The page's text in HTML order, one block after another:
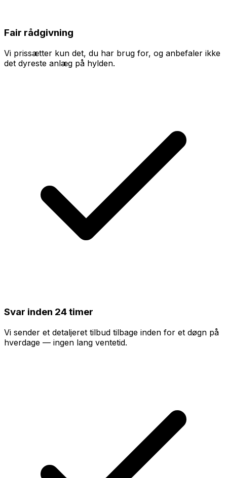
Fair rådgivning
Vi prissætter kun det, du har brug for, og anbefaler ikke
det dyreste anlæg på hylden.
Svar inden 24 timer
Vi sender et detaljeret tilbud tilbage inden for et døgn på
hverdage — ingen lang ventetid.